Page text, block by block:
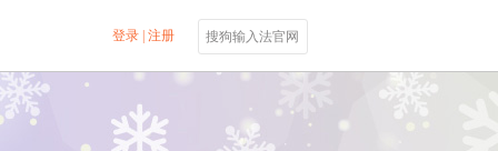
登录| 注册 搜狗输入法官网